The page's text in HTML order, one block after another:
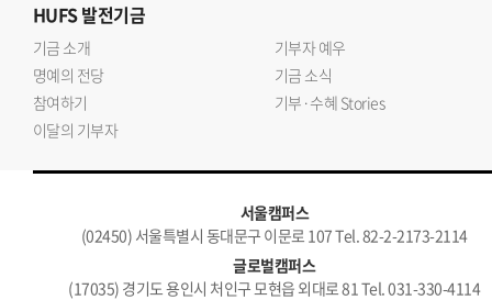
HUFS발전기금
기금 소개
기부자 예우
명예의 전당
기금 소식
참여하기
기부·수혜 Stories
이달의 기부자
서울캠퍼스
(02450) 서울특별시 동대문구 이문로 107 Tel. 82-2-2173-2114
글로벌캠퍼스
(17035) 경기도 용인시 처인구 모현읍 외대로 81 Tel. 031-330-4114